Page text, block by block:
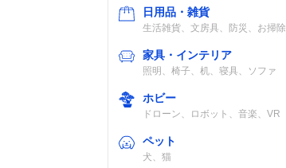
日用品・雑貨
生活雑貨、文房具、防災、お掃除
家具・インテリア
照明、椅子、机、寝具、ソファ
ホビー
ドローン、ロボット、音楽、VR
ペット
犬、猫